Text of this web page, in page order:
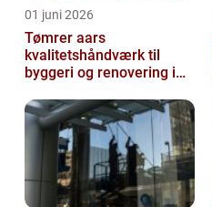
01 juni 2026
Tømrer aars
kvalitetshåndværk til
byggeri og renovering i